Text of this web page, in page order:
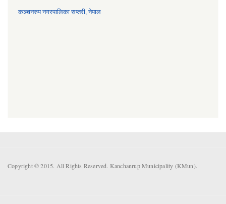
कञ्चनरुप नगरपालिका सप्तरी, नेपाल
Copyright © 2015. All Rights Reserved. Kanchanrup Municipality (KMun).